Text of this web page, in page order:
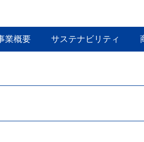
業概要 サステナビリティ